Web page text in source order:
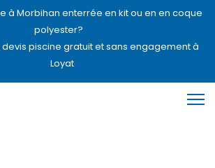
à Morbihan enterrée en kit ou en en coque
polyester?
piscine gratuit et sans engagement à
Loyat